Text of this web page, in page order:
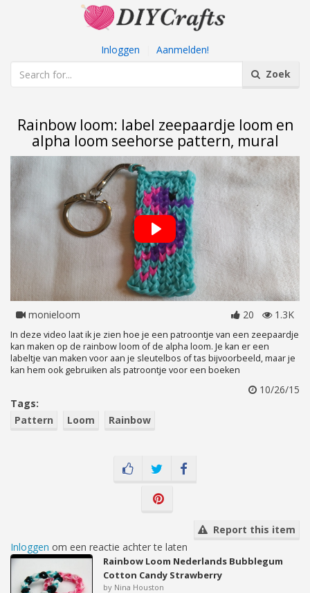
Inloggen
Aanmelden!
Zoek
Rainbow loom: label zeepaardje loom en
alpha loom seehorse pattern, mural
monieloom 20 1.3K
In deze video laat ik je zien hoe je een patroontje van een zeepaardje
kan maken op de rainbow loom of de alpha loom. Je kan er een
labeltje van maken voor aan je sleutelbos of tas bijvoorbeeld, maar je
kan hem ook gebruiken als patroontje voor een boeken
10/26/15
Tags:
Pattern
Loom Rainbow
Report this item
Inloggen om een reactie achter te laten
Rainbow Loom Nederlands Bubblegum
Cotton Candy Strawberry
by Nina Houston